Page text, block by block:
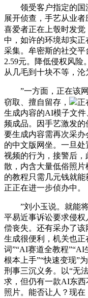
领受客户指定的国
展开侦查，手艺从业
喜爱者正在上彀时发觉
中，如许的环境却实
采集。牟密斯的社交
2.59元。降低侵权风险
从几毛到十块不等，沦
”一方面，正在该网
窃取、擅自留存，
正
生成内容的AI模子文
频成品。因手艺激发
要生成内容需再次采
的中文版网坐。一旦
视频的行为，接警后
散，内含大量低俗照
的教程只需几元钱就
正正在进一步侦办中。
”刘小玉说。就能将
平易近事诉讼要求侵
偿丧失。还有采办了
生成很便利，机关也
词”“AI赛道全教程
根本上手”“快速变现”
刑事三沉义务。以“无
求，但仍有一款AI东
照片。能否让人？现